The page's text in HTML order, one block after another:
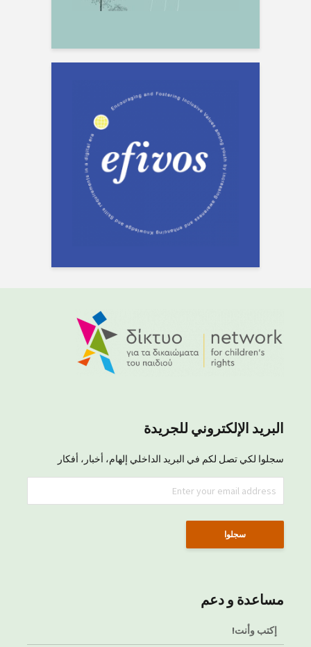
البريد الإلكتروني للجريدة
سجلوا لكي تصل لكم في البريد الداخلي إلهام، أخبار، أفكار
مساعدة و دعم
إكتب وأنت!